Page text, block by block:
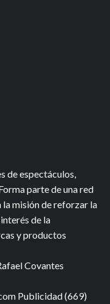
de espectáculos,
parte de una red
la misión de reforzar la
de la
y productos
Covantes
Publicidad (669)